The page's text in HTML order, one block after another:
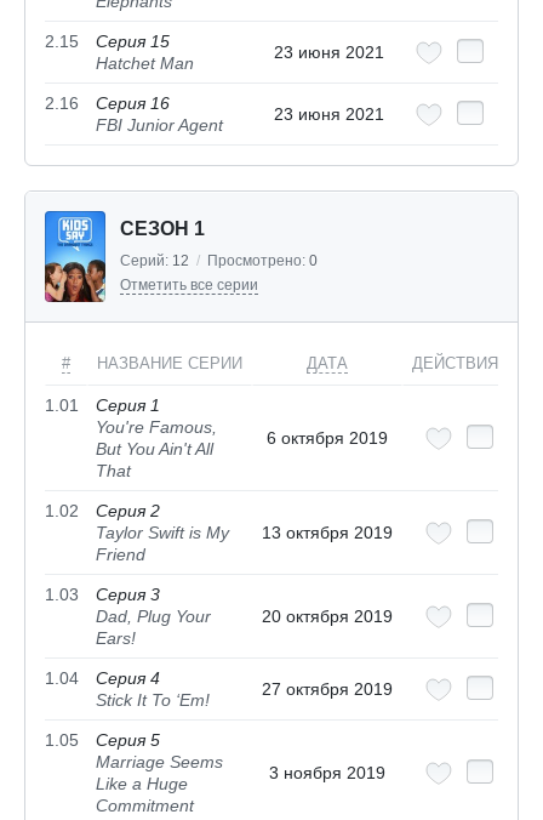
2.15
Серия 15
Hatchet Man
23 июня 2021
2.16
Серия 16
FBI Junior Agent
23 июня 2021
СЕЗОН 1
Серий: 12 / Просмотрено: 0
Отметить все серии
# НАЗВАНИЕ СЕРИИ ДАТА ДЕЙСТВИЯ
1.01
Серия 1
You're Famous,
But You Ain't All
That
6 октября 2019
1.02
Серия 2
Taylor Swift is My
Friend
13 октября 2019
1.03
Серия 3
Dad, Plug Your
Ears!
20 октября 2019
1.04
Серия 4
Stick It To ‘Em!
27 октября 2019
1.05
Серия 5
Marriage Seems
Like a Huge
Commitment
3 ноября 2019